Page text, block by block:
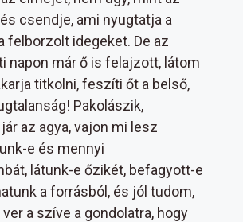
csendje, ami nyugtatja a
felborzolt idegeket. De az
napon már ő is felajzott, látom
titkolni, feszíti őt a belső,
Pakolászik,
az agya, vajon mi lesz
e és mennyi
látunk-e őzikét, befagyott-e
a forrásból, és jól tudom,
a szíve a gondolatra, hogy